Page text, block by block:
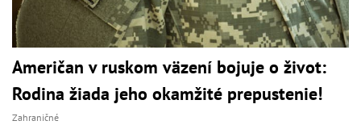
Američan v ruskom väzení bojuje o život:
Rodina žiada jeho okamžité prepustenie!
Zahraničné